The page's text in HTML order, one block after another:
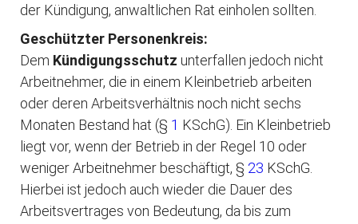
der Kündigung, anwaltlichen Rat einholen sollten.
Geschützter Personenkreis:
Dem Kündigungsschutz unterfallen jedoch nicht
Arbeitnehmer, die in einem Kleinbetrieb arbeiten
oder deren Arbeitsverhältnis noch nicht sechs
Monaten Bestand hat (§ 1 KSchG). Ein Kleinbetrieb
liegt vor, wenn der Betrieb in der Regel 10 oder
weniger Arbeitnehmer beschäftigt, § 23 KSchG.
Hierbei ist jedoch auch wieder die Dauer des
Arbeitsvertrages von Bedeutung, da bis zum